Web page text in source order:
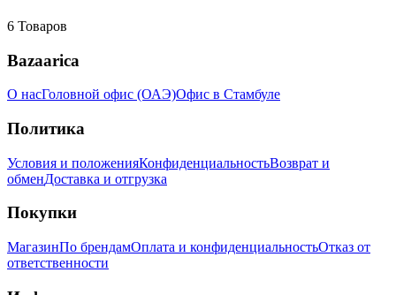
6 Товаров
Bazaarica
О насГоловной офис (ОАЭ)Офис в Стамбуле
Политика
Условия и положенияКонфиденциальностьВозврат и
обменДоставка и отгрузка
Покупки
МагазинПо брендамОплата и конфиденциальностьОтказ от
ответственности